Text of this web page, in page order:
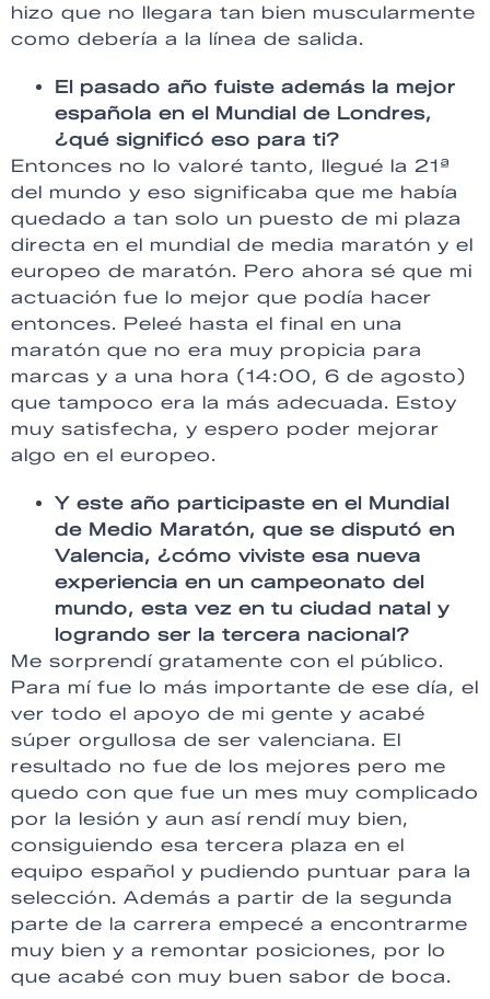
hizo que no llegara tan bien muscularmente
como debería a la línea de salida.
El pasado año fuiste además la mejor
española en el Mundial de Londres,
¿qué significó eso para ti?
Entonces no lo valoré tanto, llegué la 21ª
del mundo y eso significaba que me había
quedado a tan solo un puesto de mi plaza
directa en el mundial de media maratón y el
europeo de maratón. Pero ahora sé que mi
actuación fue lo mejor que podía hacer
entonces. Peleé hasta el final en una
maratón que no era muy propicia para
marcas y a una hora (14:00, 6 de agosto)
que tampoco era la más adecuada. Estoy
muy satisfecha, y espero poder mejorar
algo en el europeo.
Y este año participaste en el Mundial
de Medio Maratón, que se disputó en
Valencia, ¿cómo viviste esa nueva
experiencia en un campeonato del
mundo, esta vez en tu ciudad natal y
logrando ser la tercera nacional?
Me sorprendí gratamente con el público.
Para mí fue lo más importante de ese día, el
ver todo el apoyo de mi gente y acabé
súper orgullosa de ser valenciana. El
resultado no fue de los mejores pero me
quedo con que fue un mes muy complicado
por la lesión y aun así rendí muy bien,
consiguiendo esa tercera plaza en el
equipo español y pudiendo puntuar para la
selección. Además a partir de la segunda
parte de la carrera empecé a encontrarme
muy bien y a remontar posiciones, por lo
que acabé con muy buen sabor de boca.